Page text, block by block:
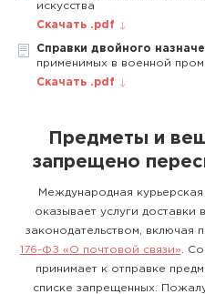
искусства
Скачать .pdf
Справки двойного
применимых в военной
Скачать .pdf
Предметы и
запрещено
Международная
оказывает услуги доставки
законодательством, включая
176-ФЗ «О почтовой связи» .
принимает к отправке
списке запрещенных.